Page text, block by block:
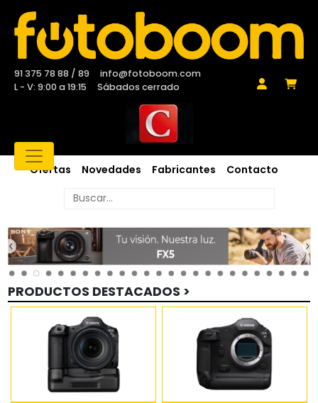
91 375 78 88 / 89
info@fotoboom.com
L - V: 9:00 a 19:15
Sábados cerrado
Ofertas Novedades Fabricantes Contacto
PRODUCTOS DESTACADOS >